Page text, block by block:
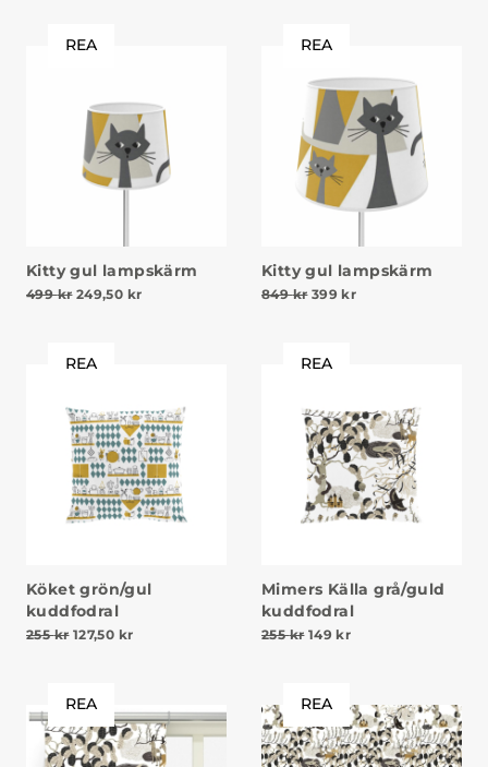
REA
Kitty gul lampskärm
499kr Det ursprungliga priset var: 499 kr.
249,50 krDet nuvarande priset är: 249,50 kr.
REA
Kitty gul lampskärm
849kr Det ursprungliga priset
399 krDet nuvarande
REA
Köket grön/gul
kuddfodral
255kr Det ursprungliga priset var: 255 kr.
127,50 krDet nuvarande priset är: 127,50 kr.
REA
Mimers Källa grå/guld
kuddfodral
255kr Det ursprungliga priset
149 krDet nuvarande
REA REA